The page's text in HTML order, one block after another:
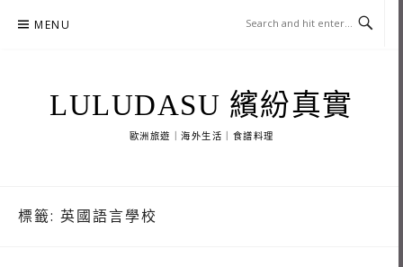
MENU
LULUDASU 繽紛真實
歐洲旅遊｜海外生活｜食譜料理
標籤: 英國語言學校